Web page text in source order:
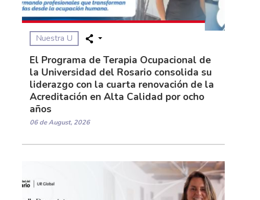
Nuestra U
El Programa de Terapia Ocupacional de
la Universidad del Rosario consolida su
liderazgo con la cuarta renovación de la
Acreditación en Alta Calidad por ocho
años
06 de August, 2026